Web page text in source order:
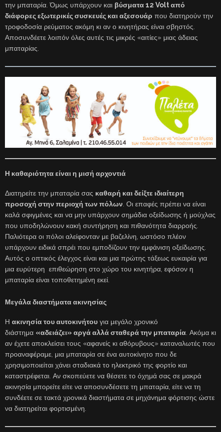
την μπαταρία. Όμως υπάρχουν και βύσματα 12 Volt από
διάφορες εξωτερικές συσκευές και αξεσουάρ που διατηρούν την
τροφοδοσία ρεύματος ακόμη κι αν ο κινητήρας είναι σβηστός.
Αποσυνδέετε λοιπόν όλες αυτές τις μικρές «αιτίες» μιας άδειας
μπαταρίας.
Η καθαριότητα είναι η μισή αρχοντιά
Διατηρείτε την μπαταρία σας καθαρή και δείξτε ιδιαίτερη
προσοχή στην περιοχή των πόλων . Οι επαφές πρέπει να είναι
καλά σφιγμένες και να μην υπάρχουν σημάδια οξείδωσης ή μούχλας
που υποδηλώνουν κακή συντήρηση και πιθανότητα διαρροής.
Παλιότερα οι πόλοι αλείφονταν με βαζελίνη, ωστόσο πλέον
υπάρχουν ειδικά σπρέι που εμποδίζουν την εμφάνιση οξείδωσης.
Αυτός ο οπτικός έλεγχος είναι και μια πρώτης τάξεως ευκαιρία για
μια ευρύτερη επιθεώρηση στο χώρο του κινητήρα, εφόσον η
μπαταρία είναι τοποθετημένη εκεί.
Μεγάλα διαστήματα ακινησίας
Η ακινησία του αυτοκινήτου για μεγάλο χρονικό
διάστημα «αδειάζει» αργά αλλά σταθερά την μπαταρία . Ακόμα κι
αν έχετε αποκλείσει τους «αφανείς κι αθόρυβους» καταναλωτές που
προαναφέραμε, μια μπαταρία σε ένα αυτοκίνητο που δε
χρησιμοποιείται χάνει σταδιακά το ηλεκτρικό της φορτίο και
καταστρέφεται. Αν σκοπεύετε να θέσετε το όχημά σας σε μακρά
ακινησία μπορείτε είτε να αποσυνδέσετε τη μπαταρία, είτε να τη
συνδέετε σε τακτά χρονικά διαστήματα σε μηχάνημα φόρτισης ώστε
να διατηρείται φορτισμένη.